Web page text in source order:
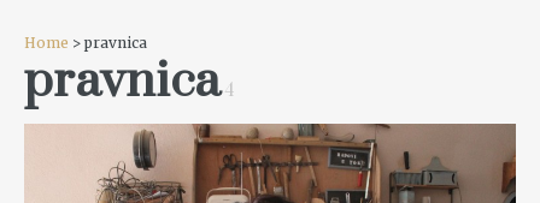
Home > pravnica
pravnica4